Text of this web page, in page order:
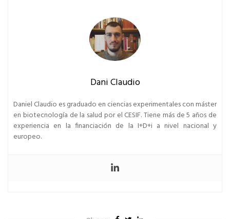
Dani Claudio
Daniel Claudio es graduado en ciencias experimentales con máster
en biotecnología de la salud por el CESIF. Tiene más de 5 años de
experiencia en la financiación de la I+D+i a nivel nacional y
europeo.